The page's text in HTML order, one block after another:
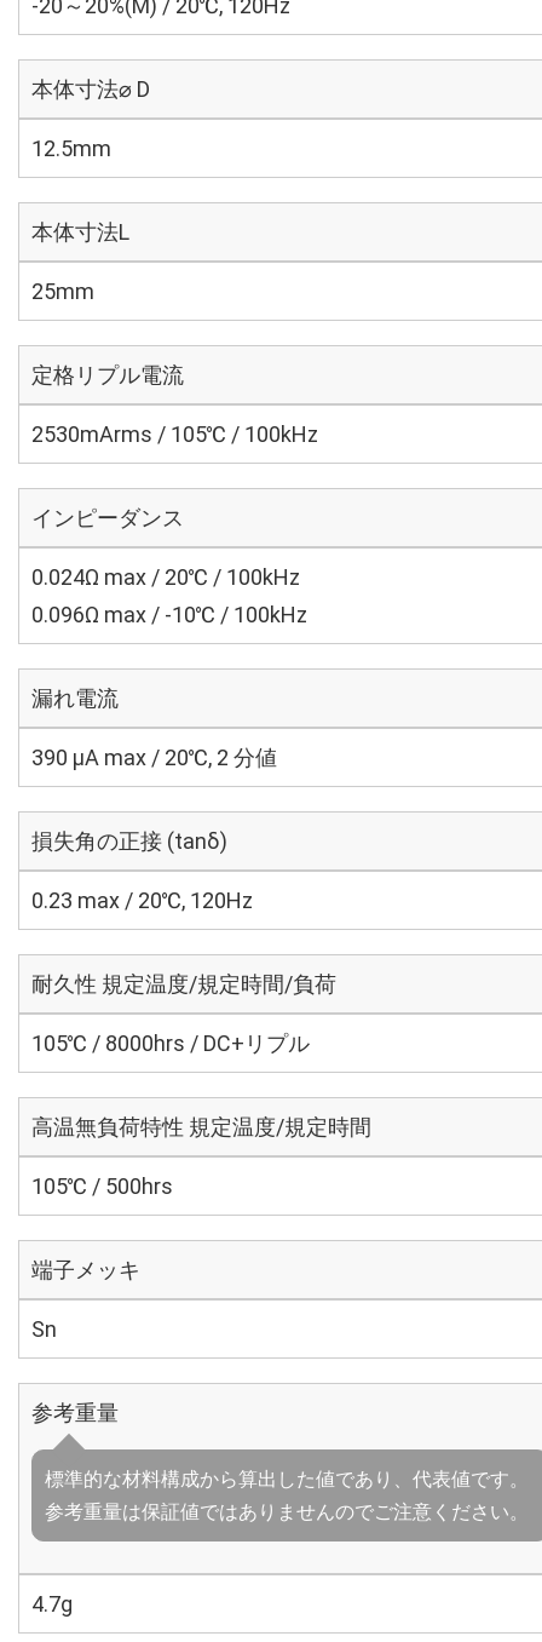
-20～20%(M) / 20℃, 120Hz
本体寸法⌀ D
12.5mm
本体寸法L
25mm
定格リプル電流
2530mArms / 105℃ / 100kHz
インピーダンス
0.024Ω max / 20℃ / 100kHz
0.096Ω max / -10℃ / 100kHz
漏れ電流
390 μA max / 20℃, 2 分値
損失角の正接 (tanδ)
0.23 max / 20℃, 120Hz
耐久性 規定温度/規定時間/負荷
105℃ / 8000hrs / DC+リプル
高温無負荷特性 規定温度/規定時間
105℃ / 500hrs
端子メッキ
Sn
参考重量
標準的な材料構成から算出した値であり、代表値です。
参考重量は保証値ではありませんのでご注意ください。
4.7g